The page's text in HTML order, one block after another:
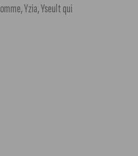
Yzia, Yseult qui